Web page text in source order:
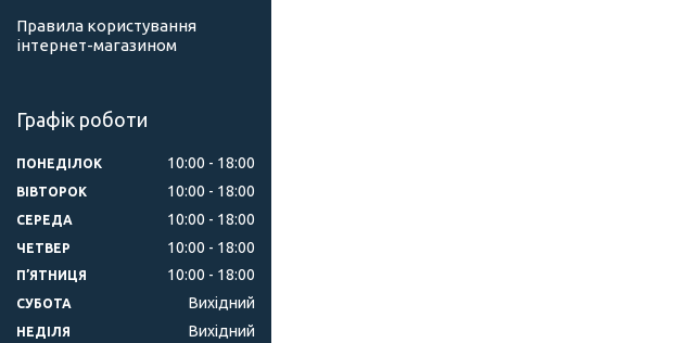
Правила користування
інтернет-магазином
Графік роботи
ПОНЕДІЛОК 10:00 18:00
ВІВТОРОК 10:00 18:00
СЕРЕДА 10:00 18:00
ЧЕТВЕР 10:00 18:00
ПʼЯТНИЦЯ 10:00 18:00
СУБОТА Вихідний
НЕДІЛЯ Вихідний